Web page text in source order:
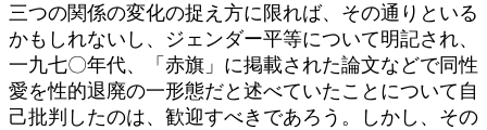
三つの関係の変化の捉え方に限れば、その通りといる
かもしれないし、ジェンダー平等について明記され、
一九七〇年代、「赤旗」に掲載された論文などで同性
愛を性的退廃の一形態だと述べていたことについて自
己批判したのは、歓迎すべきであろう。しかし、その